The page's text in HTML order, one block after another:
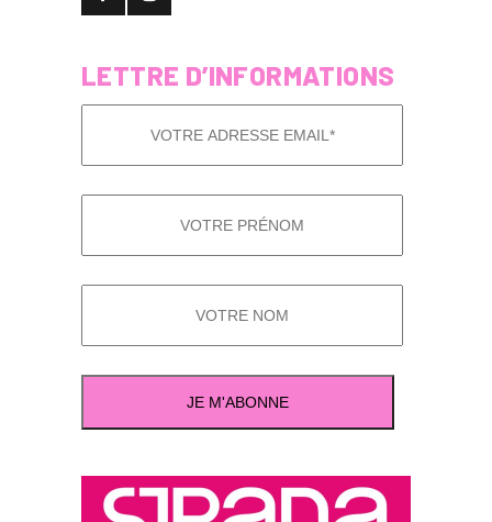
LETTRE D’INFORMATIONS